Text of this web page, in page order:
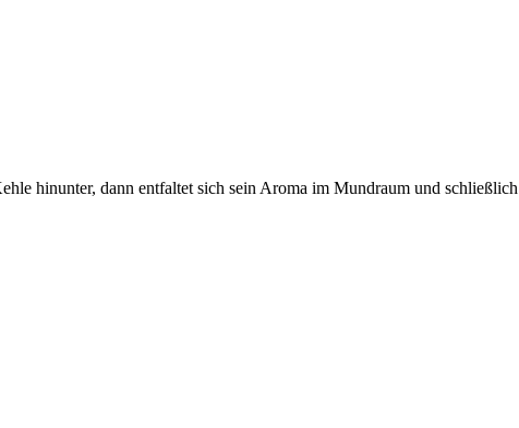
hinunter, dann entfaltet sich sein Aroma im Mundraum und